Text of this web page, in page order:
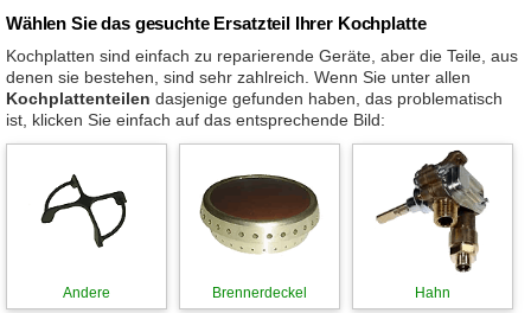
Wählen Sie das gesuchte Ersatzteil Ihrer Kochplatte
Kochplatten sind einfach zu reparierende Geräte, aber die Teile, aus
denen sie bestehen, sind sehr zahlreich. Wenn Sie unter allen
Kochplattenteilen dasjenige gefunden haben, das problematisch
ist, klicken Sie einfach auf das entsprechende Bild:
Andere Brennerdeckel Hahn